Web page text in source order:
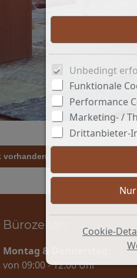
Bürozeiten
Montag & Donnerstag:
von 09:00 - 12:00 Uhr
Unbedingt
Funktionale
Performance
Marketing- /
Drittanbieter-
Cookie-